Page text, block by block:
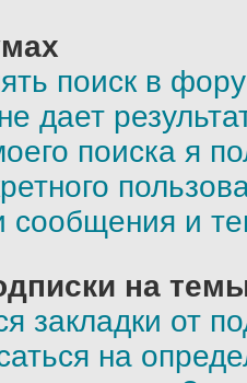
поиск в
дает
поиска я
сообщения и
на
закладки от
на